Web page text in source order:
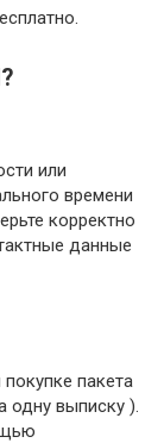
или
времени
корректно
данные
пакета
одну выписку ).